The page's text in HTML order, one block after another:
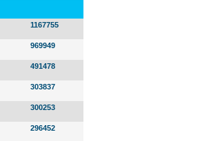
1167755
969949
491478
303837
300253
296452